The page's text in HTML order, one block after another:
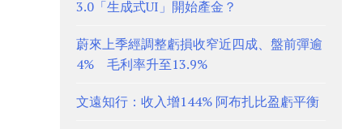
3.0「生成式UI」開始產金？
蔚來上季經調整虧損收窄近四成、盤前彈逾
4% 毛利率升至13.9%
文遠知行：收入增144% 阿布扎比盈虧平衡